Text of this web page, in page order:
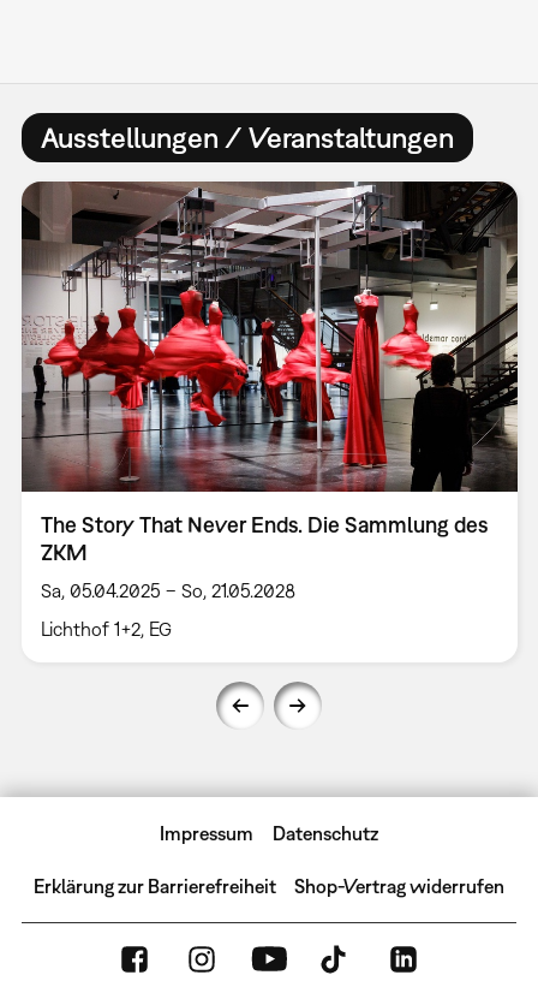
Ausstellungen / Veranstaltungen
The Story That Never Ends. Die Sammlung des
ZKM
Sa, 05.04.2025 – So, 21.05.2028
Lichthof 1+2, EG
Impressum Datenschutz
Erklärung zur Barrierefreiheit Shop-Vertrag widerrufen